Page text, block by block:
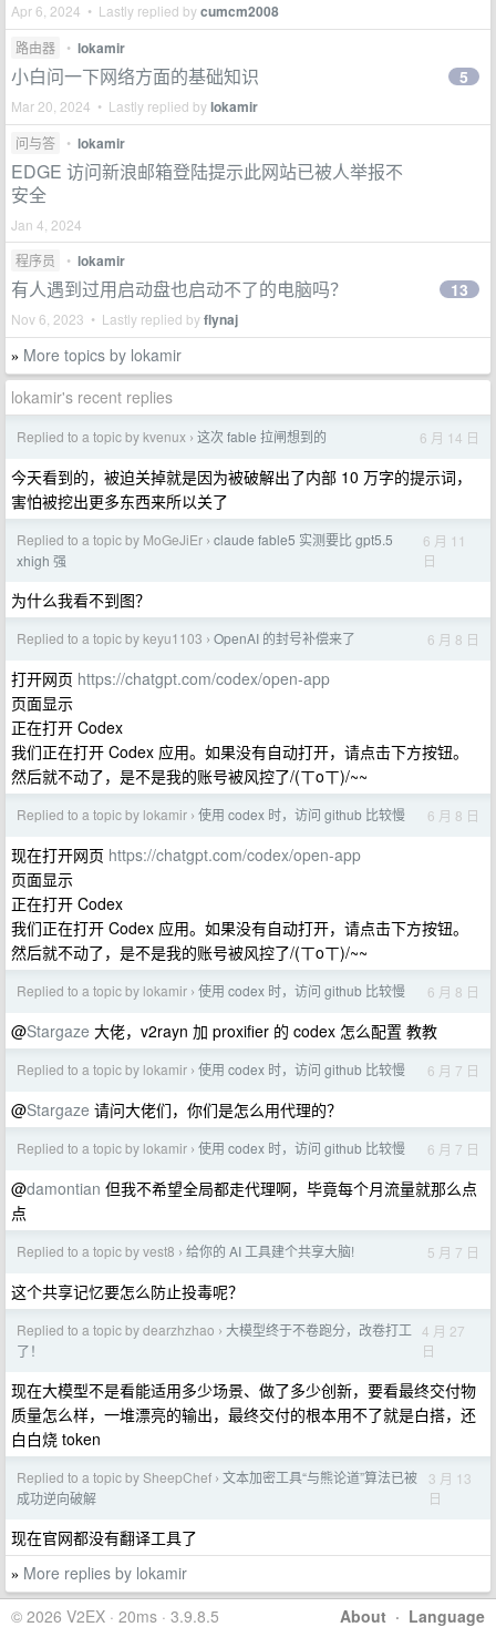
Apr 6, 2024 • Lastly replied bycumcm2008
路由器 • lokamir
小白问一下网络方面的基础知识
Mar 20, 2024 • Lastly replied bylokamir
5
问与答 • lokamir
EDGE 访问新浪邮箱登陆提示此网站已被人举报不
安全
Jan 4, 2024
程序员
• lokamir
有人遇到过用启动盘也启动不了的电脑吗？
Nov 6, 2023 • Lastly replied byflynaj
13
» More topics by lokamir
lokamir's recent replies
Replied to a topic by kvenux › 这次 fable 拉闸想到的 6 月 14 日
今天看到的，被迫关掉就是因为被破解出了内部 10 万字的提示词，
害怕被挖出更多东西来所以关了
Replied to a topic by MoGeJiEr › claude fable5 实测要比 gpt5.5
xhigh 强
6 月 11
日
为什么我看不到图？
Replied to a topic by keyu1103 › OpenAI 的封号补偿来了 6 月 8 日
打开网页 https://chatgpt.com/codex/open-app
页面显示
正在打开 Codex
我们正在打开 Codex 应用。如果没有自动打开，请点击下方按钮。
然后就不动了，是不是我的账号被风控了/(ㄒoㄒ)/~~
Replied to a topic by lokamir › 使用 codex 时，访问 github 比较慢 6 月 8 日
现在打开网页 https://chatgpt.com/codex/open-app
页面显示
正在打开 Codex
我们正在打开 Codex 应用。如果没有自动打开，请点击下方按钮。
然后就不动了，是不是我的账号被风控了/(ㄒoㄒ)/~~
Replied to a topic by lokamir › 使用 codex 时，访问 github 比较慢 6 月 8 日
@Stargaze 大佬，v2rayn 加 proxifier 的 codex 怎么配置 教教
Replied to a topic by lokamir › 使用 codex 时，访问 github 比较慢 6 月 7 日
@Stargaze 请问大佬们，你们是怎么用代理的？
Replied to a topic by lokamir › 使用 codex 时，访问 github 比较慢 6 月 7 日
@damontian 但我不希望全局都走代理啊，毕竟每个月流量就那么点
点
Replied to a topic by vest8 › 给你的 AI 工具建个共享大脑! 5 月 7 日
这个共享记忆要怎么防止投毒呢？
Replied to a topic by dearzhzhao › 大模型终于不卷跑分，改卷打工
了！
4 月 27
日
现在大模型不是看能适用多少场景、做了多少创新，要看最终交付物
质量怎么样，一堆漂亮的输出，最终交付的根本用不了就是白搭，还
白白烧 token
Replied to a topic by SheepChef › 文本加密工具“与熊论道”算法已被
成功逆向破解
3 月 13
日
现在官网都没有翻译工具了
» More replies by lokamir
About · Language
© 2026 V2EX · 20ms · 3.9.8.5